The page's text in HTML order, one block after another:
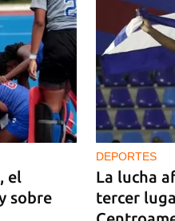
el
sobre
DEPORTES
La lucha
tercer